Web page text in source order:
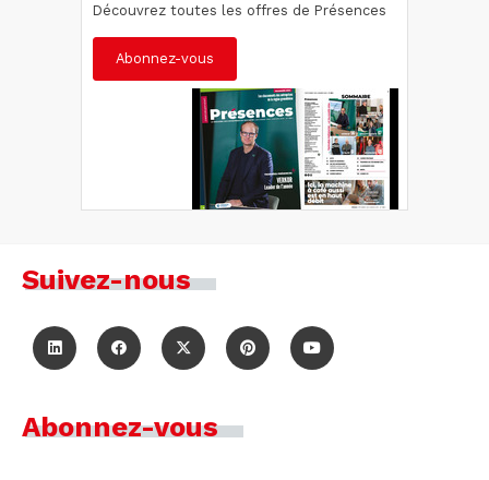
Découvrez toutes les offres de Présences
Abonnez-vous
Suivez-nous
Abonnez-vous